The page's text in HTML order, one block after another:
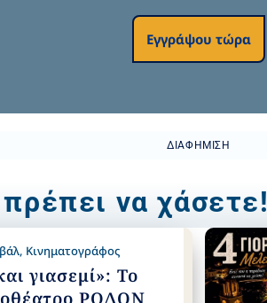
Εγγράψου τώρα
ΔΙΑΦΉΜΙΣΗ
να χάσετε!
, Κινηματογράφος
γιασεμί»: Το